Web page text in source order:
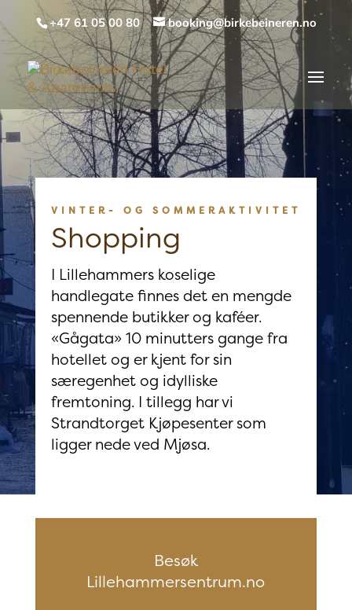
+47 61 05 00 80 booking@birkebeineren.no
VINTER- OG SOMMERAKTIVITET
Shopping
I Lillehammers koselige
handlegate finnes det en mengde
spennende butikker og kaféer.
«Gågata» 10 minutters gange fra
hotellet og er kjent for sin
særegenhet og idylliske
fremtoning. I tillegg har vi
Strandtorget Kjøpesenter som
ligger nede ved Mjøsa.
Besøk
Lillehammersentrum.no